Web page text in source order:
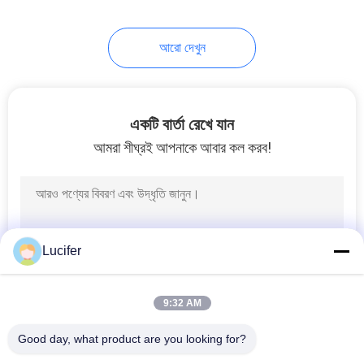
জীববিজ্ঞানযোগ্য শপিং ব্যাগ
বায়োডগ্রেডেবেল পপ ব্যাগ
আরো দেখুন
একটি বার্তা রেখে যান
আমরা শীঘ্রই আপনাকে আবার কল করব!
Lucifer
9:32 AM
Good day, what product are you looking for?